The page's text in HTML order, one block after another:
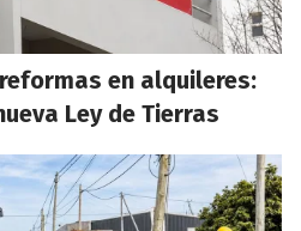
en alquileres:
Ley de Tierras